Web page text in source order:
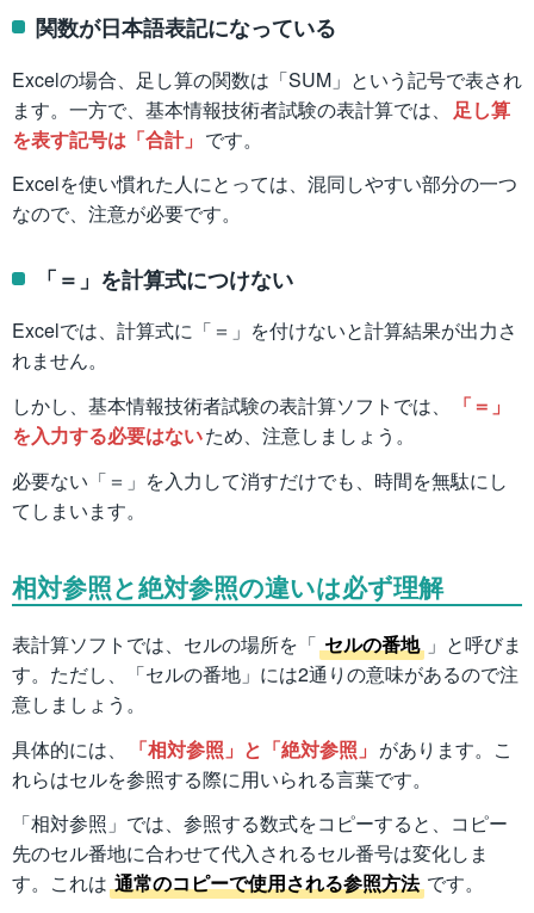
関数が日本語表記になっている
Excelの場合、足し算の関数は「SUM」という記号で表され
ます。一方で、基本情報技術者試験の表計算では、
足し算
を表す記号は「合計」 です。
Excelを使い慣れた人にとっては、混同しやすい部分の一つ
なので、注意が必要です。
「＝」を計算式につけない
Excelでは、計算式に「＝」を付けないと計算結果が出力さ
れません。
しかし、基本情報技術者試験の表計算ソフトでは、
「＝」
を入力する必要はないため、注意しましょう。
必要ない「＝」を入力して消すだけでも、時間を無駄にし
てしまいます。
相対参照と絶対参照の違いは必ず理解
表計算ソフトでは、セルの場所を「 セルの番地 」と呼びま
す。ただし、「セルの番地」には2通りの意味があるので注
意しましょう。
具体的には、
「相対参照」と「絶対参照」 があります。こ
れらはセルを参照する際に用いられる言葉です。
「相対参照」では、参照する数式をコピーすると、コピー
先のセル番地に合わせて代入されるセル番号は変化しま
す。これは 通常のコピーで使用される参照方法 です。